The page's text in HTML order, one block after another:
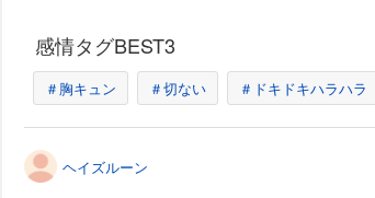
感情タグBEST3
＃胸キュン ＃切ない ＃ドキドキハラハラ
ヘイズルーン